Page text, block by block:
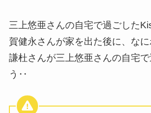
三上悠亜さんの自宅で過ごした
賀健永さんが家を出た後に、な
謙杜さんが三上悠亜さんの自宅
う‥